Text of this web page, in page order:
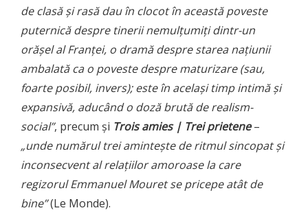
de clasă și rasă dau în clocot în această poveste
puternică despre tinerii nemulțumiți dintr-un
orășel al Franței, o dramă despre starea națiunii
ambalată ca o poveste despre maturizare (sau,
foarte posibil, invers); este în același timp intimă și
expansivă, aducând o doză brută de realism-
social”, precum și Trois amies | Trei prietene–
„unde numărul trei amintește de ritmul sincopat și
inconsecvent al relațiilor amoroase la care
regizorul Emmanuel Mouret se pricepe atât de
bine”(Le Monde).